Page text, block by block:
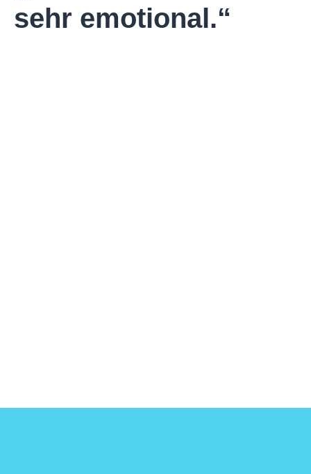
sehr emotional.“​